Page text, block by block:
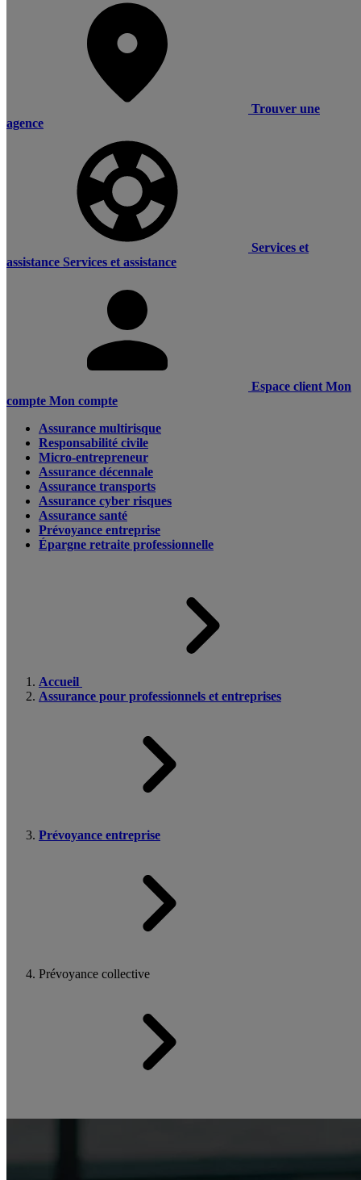
Trouver une
agence
Services et
assistance Services et assistance
Espace client Mon
compte Mon compte
Assurance multirisque
Responsabilité civile
Micro-entrepreneur
Assurance décennale
Assurance transports
Assurance cyber risques
Assurance santé
Prévoyance entreprise
Épargne retraite professionnelle
Accueil
Assurance pour professionnels et entreprises
Prévoyance entreprise
Prévoyance collective